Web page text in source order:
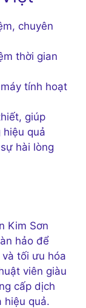
chuyên
thời gian
tính hoạt
giúp
quả
hài lòng
Kim Sơn
hảo để
tối ưu hóa
viên giàu
cấp dịch
hiệu quả.